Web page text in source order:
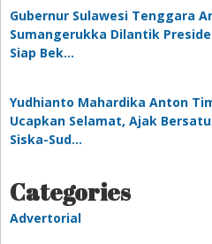
Gubernur Sulawesi Tenggara
Sumangerukka Dilantik
Siap Bek…
Yudhianto Mahardika Anton
Ucapkan Selamat, Ajak
Siska-Sud…
Categories
Advertorial